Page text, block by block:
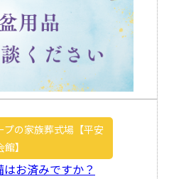
プの家族葬式場【平安
館】
お済みですか？